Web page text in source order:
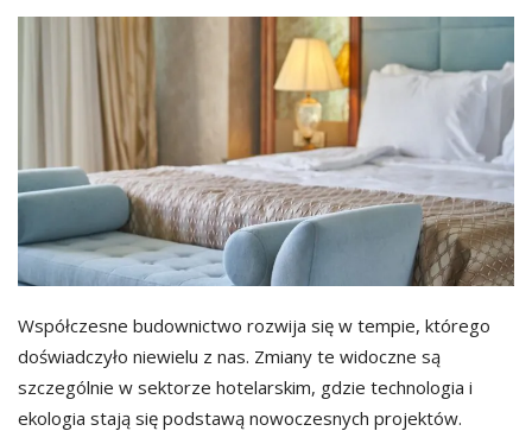
Współczesne budownictwo rozwija się w tempie, którego
doświadczyło niewielu z nas. Zmiany te widoczne są
szczególnie w sektorze hotelarskim, gdzie technologia i
ekologia stają się podstawą nowoczesnych projektów.